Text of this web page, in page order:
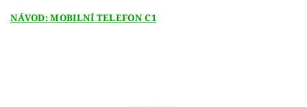
NÁVOD: MOBILNÍ TELEFON C1